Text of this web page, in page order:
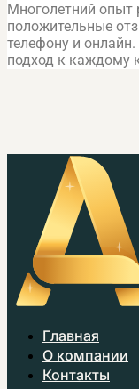
Многолетний опыт
положительные
телефону и
подход к каждому
Главная
О компании
Контакты